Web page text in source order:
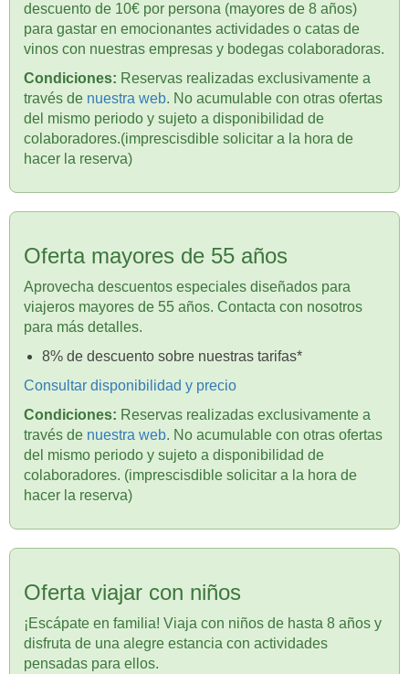
descuento de 10€ por persona (mayores de 8 años)
para gastar en emocionantes actividades o catas de
vinos con nuestras empresas y bodegas colaboradoras.
Condiciones: Reservas realizadas exclusivamente a
través de nuestra web. No acumulable con otras ofertas
del mismo periodo y sujeto a disponibilidad de
colaboradores.(imprescisdible solicitar a la hora de
hacer la reserva)
Oferta mayores de 55 años
Aprovecha descuentos especiales diseñados para
viajeros mayores de 55 años. Contacta con nosotros
para más detalles.
8% de descuento sobre nuestras tarifas*
Consultar disponibilidad y precio
Condiciones: Reservas realizadas exclusivamente a
través de nuestra web. No acumulable con otras ofertas
del mismo periodo y sujeto a disponibilidad de
colaboradores. (imprescisdible solicitar a la hora de
hacer la reserva)
Oferta viajar con niños
¡Escápate en familia! Viaja con niños de hasta 8 años y
disfruta de una alegre estancia con actividades
pensadas para ellos.